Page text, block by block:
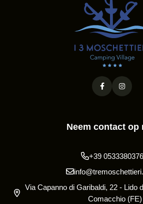
Neem contact op
+39 0533380376
Via Capanno di Garibaldi, 22 - Lido
Comacchio (FE)